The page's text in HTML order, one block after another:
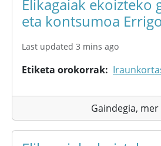
Elikagaiak ekoizteko
eta kontsumoa
Last updated 3 mins ago
Etiketa orokorrak
Gaindegia, mer